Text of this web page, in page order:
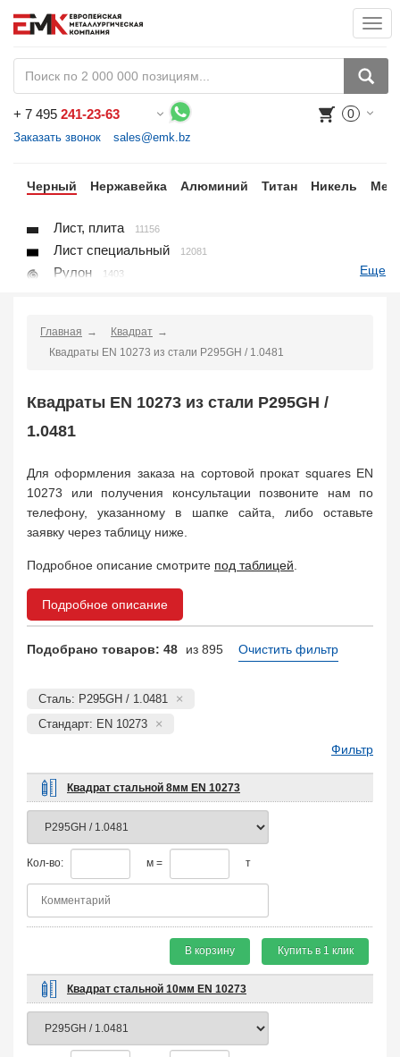
+ 7 495 241-23-63
Заказать звонок sales@emk.bz
0
Черный Нержавейка Алюминий Титан Никель
Лист, плита 11156
Лист специальный 12081
Рулон 1403
Полоса 10866
Шестигранник
Арматура 10
Поковка
Балка тавровая 14
Швеллер 178
Уголок 332
Полособульб
Рельсы 78
Рельсовый крепеж 776
Заказать в 1 клик
Еще
Главная
Квадрат
Квадраты EN 10273 из стали P295GH / 1.0481
Квадраты EN 10273 из стали P295GH /
1.0481
Для оформления заказа на сортовой прокат squares EN
10273 или получения консультации позвоните нам по
телефону, указанному в шапке сайта, либо оставьте
заявку через таблицу ниже.
Подробное описание смотрите под таблицей
Подробное описание
Подобрано товаров: 48 из 895 Очистить фильтр
Сталь: P295GH / 1.0481
Стандарт: EN 10273
Фильтр
Квадрат стальной 8мм EN 10273
Кол-во: м = т
В корзину Купить в 1 клик
Квадрат стальной 10мм EN 10273